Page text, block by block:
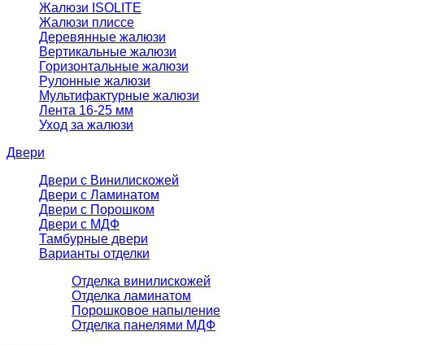
Жалюзи ISOLITE
Жалюзи плиссе
Деревянные жалюзи
Вертикальные жалюзи
Горизонтальные жалюзи
Рулонные жалюзи
Мультифактурные жалюзи
Лента 16-25 мм
Уход за жалюзи
Двери
Двери с Винилискожей
Двери с Ламинатом
Двери с Порошком
Двери с МДФ
Тамбурные двери
Варианты отделки
Отделка винилискожей
Отделка ламинатом
Порошковое напыление
Отделка панелями МДФ